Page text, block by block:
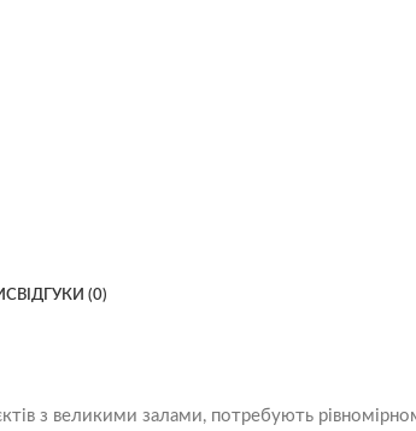
ВІДГУКИ (0)
з великими залами, потребують